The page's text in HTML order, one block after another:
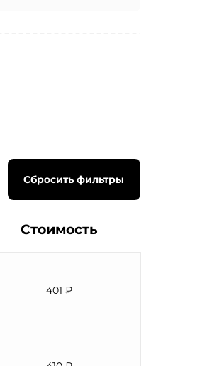
Сбросить фильтры
Стоимость
401 ₽